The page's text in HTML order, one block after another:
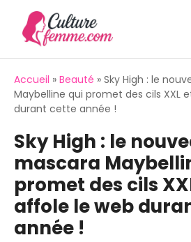
contenu
Accueil » Beauté » Sky High : le
Maybelline qui promet des cils XXL
durant cette année !
Sky High : le
mascara
promet des cils
affole le web
année !